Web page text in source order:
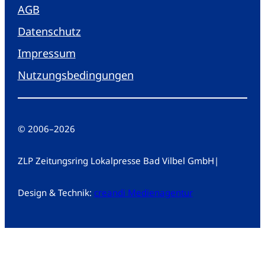
AGB
Datenschutz
Impressum
Nutzungsbedingungen
© 2006–2026
ZLP Zeitungsring Lokalpresse Bad Vilbel GmbH |
Design & Technik: creandi Medienagentur